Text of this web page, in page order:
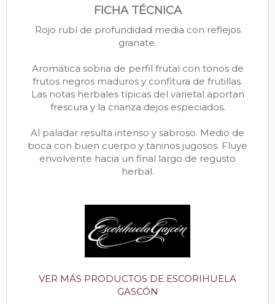
FICHA TÉCNICA
Rojo rubí de profundidad media con reflejos
granate.
Aromática sobria de perfil frutal con tonos de
frutos negros maduros y confitura de frutillas.
Las notas herbales típicas del varietal aportan
frescura y la crianza dejos especiados.
Al paladar resulta intenso y sabroso. Medio de
boca con buen cuerpo y taninos jugosos. Fluye
envolvente hacia un final largo de regusto
herbal.
VER MÁS PRODUCTOS DE ESCORIHUELA
GASCÓN